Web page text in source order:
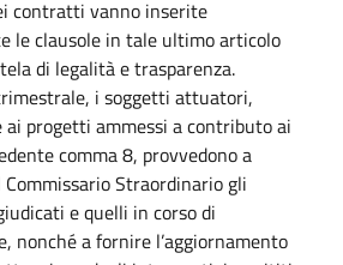
contratti vanno inserite
le clausole in tale ultimo articolo
di legalità e trasparenza.
i soggetti attuatori,
progetti ammessi a contributo ai
comma 8, provvedono a
Straordinario gli
e quelli in corso di
nonché a fornire l’aggiornamento